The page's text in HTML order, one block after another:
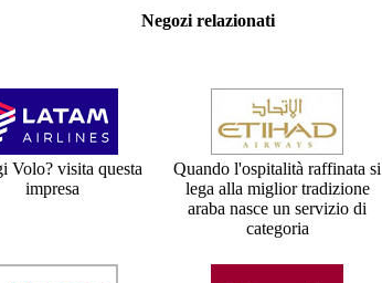
Negozi relazionati
Volo? visita questa
impresa
Quando l'ospitalità raffinata si
lega alla miglior tradizione
araba nasce un servizio di
categoria